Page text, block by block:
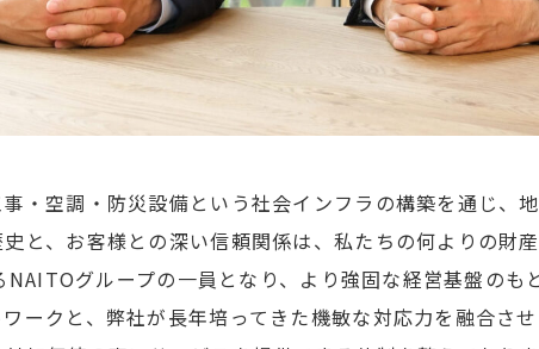
・空調・防災設備という社会インフラの構築を通じ、
と、お客様との深い信頼関係は、私たちの何よりの財産
グループの一員となり、より強固な経営基盤のも
ークと、弊社が長年培ってきた機敏な対応力を融合さ